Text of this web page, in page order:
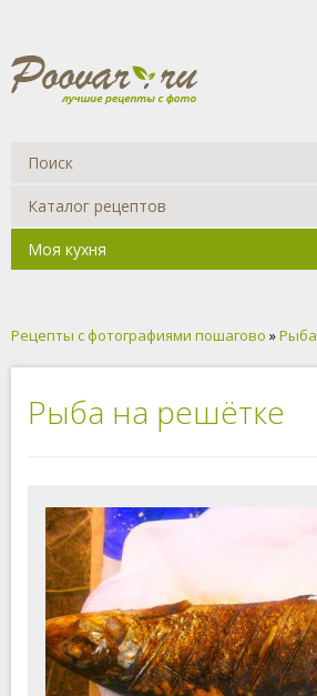
Каталог рецептов
Моя кухня
Рецепты с фотографиями пошагово »Рыба
Рыба на решётке